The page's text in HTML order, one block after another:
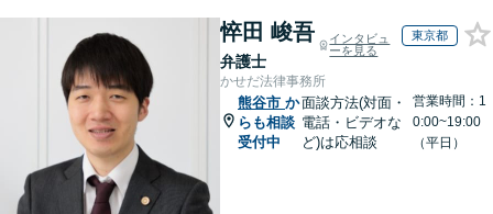
悴田 峻吾
弁護士
インタビュ
ーを見る
東京都
かせだ法律事務所
熊谷市 か
らも相談
受付中
面談方法(対面・
電話・ビデオな
ど)は応相談
営業時間：1
0:00~19:00
（平日）